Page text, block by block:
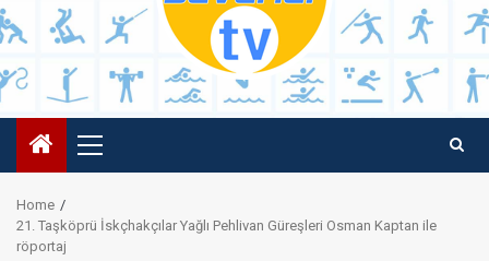
Primary
Menu
Home
21. Taşköprü İskçhakçılar Yağlı Pehlivan Güreşleri Osman Kaptan ile
röportaj